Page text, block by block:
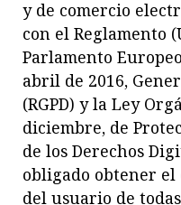
y de comercio
con el Reglamento
Parlamento
abril de 2016,
(RGPD) y la Ley
diciembre, de
de los Derechos
obligado obtener
del usuario de